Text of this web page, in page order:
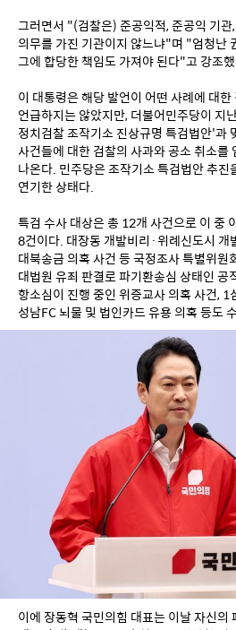
그러면서 "(검찰은) 준공익적, 준공익 기관
의무를 가진 기관이지 않느냐"며 "엄청난
그에 합당한 책임도 가져야 된다"고 강조
이 대통령은 해당 발언이 어떤 사례에 대
언급하지는 않았지만, 더불어민주당이 지
정치검찰 조작기소 진상규명 특검법안'과
사건들에 대한 검찰의 사과와 공소 취소를
나온다. 민주당은 조작기소 특검법안 추
연기한 상태다.
특검 수사 대상은 총 12개 사건으로 이 중
8건이다. 대장동 개발비리·위례신도시 개
대북송금 의혹 사건 등 국정조사 특별위원
대법원 유죄 판결로 파기환송심 상태인 공
항소심이 진행 중인 위증교사 의혹 사건,
성남FC 뇌물 및 법인카드 유용 의혹 등도
이에 장동혁 국민의힘 대표는 이날 자신의